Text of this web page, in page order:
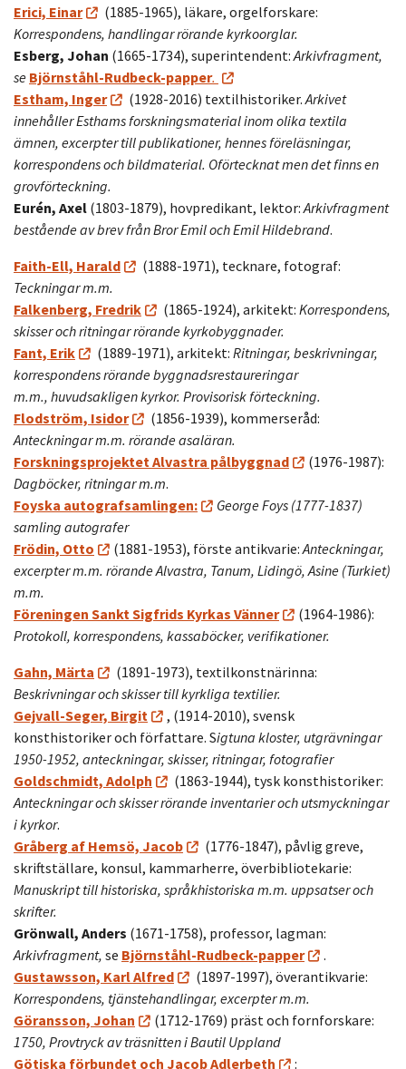
Erici, Einar
(1885-1965), läkare, orgelforskare:
Korrespondens, handlingar rörande kyrkoorglar.
Esberg, Johan (1665-1734), superintendent: Arkivfragment,
se Björnståhl-Rudbeck-papper.
Estham, Inger
(1928-2016) textilhistoriker. Arkivet
innehåller Esthams forskningsmaterial inom olika textila
ämnen, excerpter till publikationer, hennes föreläsningar,
korrespondens och bildmaterial. Oförtecknat men det finns en
grovförteckning.
Eurén, Axel (1803-1879), hovpredikant, lektor: Arkivfragment
bestående av brev från Bror Emil och Emil Hildebrand.
Faith-Ell, Harald
(1888-1971), tecknare, fotograf:
Teckningar m.m.
Falkenberg, Fredrik
(1865-1924), arkitekt: Korrespondens,
skisser och ritningar rörande kyrkobyggnader.
Fant, Erik
(1889-1971), arkitekt: Ritningar, beskrivningar,
korrespondens rörande byggnadsrestaureringar
m.m., huvudsakligen kyrkor. Provisorisk förteckning.
Flodström, Isidor
(1856-1939), kommerseråd:
Anteckningar m.m. rörande asaläran.
Forskningsprojektet Alvastra pålbyggnad
(1976-1987):
Dagböcker, ritningar m.m.
Foyska autografsamlingen:
George Foys (1777-1837)
samling autografer
Frödin, Otto
(1881-1953), förste antikvarie: Anteckningar,
excerpter m.m. rörande Alvastra, Tanum, Lidingö, Asine (Turkiet)
m.m.
Föreningen Sankt Sigfrids Kyrkas Vänner
(1964-1986):
Protokoll, korrespondens, kassaböcker, verifikationer.
Gahn, Märta
(1891-1973), textilkonstnärinna:
Beskrivningar och skisser till kyrkliga textilier.
Gejvall-Seger, Birgit
, (1914-2010), svensk
konsthistoriker och författare. Sigtuna kloster, utgrävningar
1950-1952, anteckningar, skisser, ritningar, fotografier
Goldschmidt, Adolph
(1863-1944), tysk konsthistoriker:
Anteckningar och skisser rörande inventarier och utsmyckningar
i kyrkor.
Gråberg af Hemsö, Jacob
(1776-1847), påvlig greve,
skriftställare, konsul, kammarherre, överbibliotekarie:
Manuskript till historiska, språkhistoriska m.m. uppsatser och
skrifter.
Grönwall, Anders (1671-1758), professor, lagman:
Arkivfragment, se Björnståhl-Rudbeck-papper
.
Gustawsson, Karl Alfred
(1897-1997), överantikvarie:
Korrespondens, tjänstehandlingar, excerpter m.m.
Göransson, Johan
(1712-1769) präst och fornforskare:
1750, Provtryck av träsnitten i Bautil Uppland
Götiska förbundet och Jacob Adlerbeth
: